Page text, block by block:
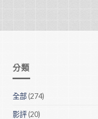
分類
全部(274)
影評(20)